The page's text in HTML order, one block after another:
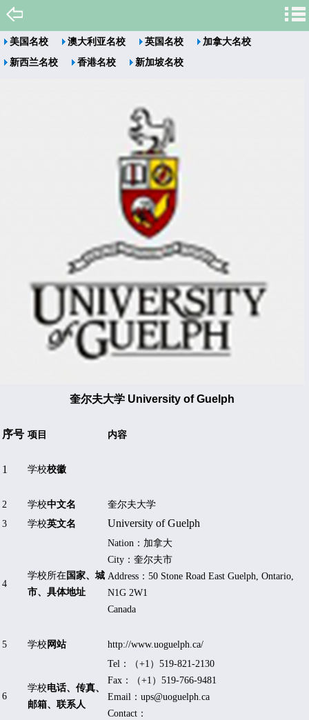
美国名校 澳大利亚名校 英国名校
加拿大名校
新西兰名校
香港名校 新加坡名校
奎尔夫大学 University of Guelph
序号 项目 内容
1 学校校徽
2 学校中文名
奎尔夫大学
3
学校英文名 University of Guelph
4
学校所在国家、城
市、具体地址
Nation ：加拿大
City ：奎尔夫市
Address ： 50 Stone Road East Guelph, Ontario,
N1G 2W1
Canada
5 学校 网站 http://www.uoguelph.ca/
6
学校电话、传真、
邮箱、联系人
Tel ：（+1 ） 519-821-2130
Fax ：（+1 ） 519-766-9481
Email ： ups@uoguelph.ca
Contact ：